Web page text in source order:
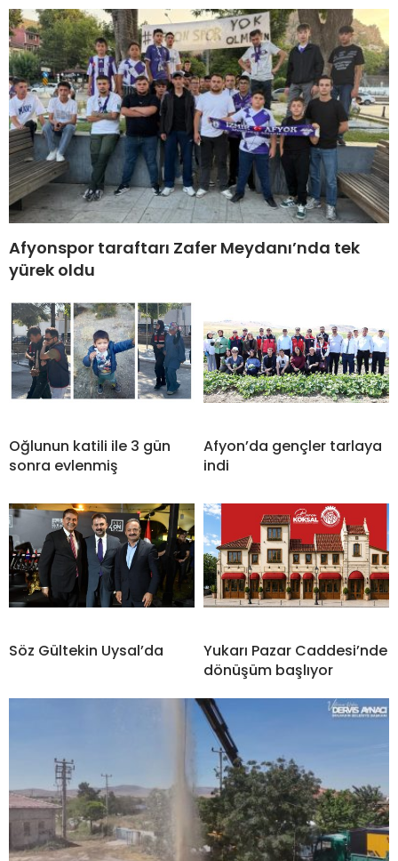
Afyonspor taraftarı Zafer Meydanı’nda tek
yürek oldu
Oğlunun katili ile 3 gün
sonra evlenmiş
Afyon’da gençler tarlaya
indi
Söz Gültekin Uysal’da
Yukarı Pazar Caddesi’nde
dönüşüm başlıyor